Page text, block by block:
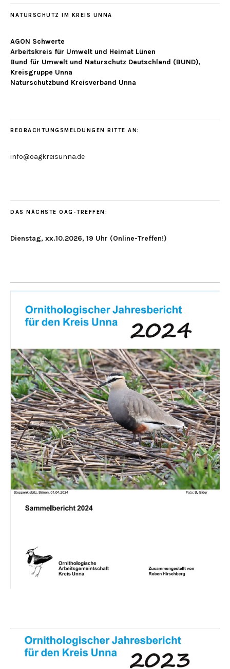
NATURSCHUTZ IM KREIS UNNA
AGON Schwerte
Arbeitskreis für Umwelt und Heimat Lünen
Bund für Umwelt und Naturschutz Deutschland (BUND),
Kreisgruppe Unna
Naturschutzbund Kreisverband Unna
BEOBACHTUNGSMELDUNGEN BITTE AN:
info@oagkreisunna.de
DAS NÄCHSTE OAG-TREFFEN:
Dienstag, xx.10.2026, 19 Uhr (Online-Treffen!)